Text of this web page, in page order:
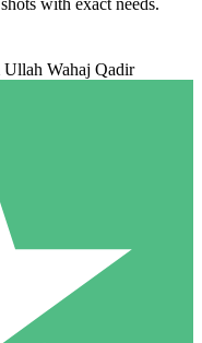
with exact needs.
Ullah Wahaj Qadir